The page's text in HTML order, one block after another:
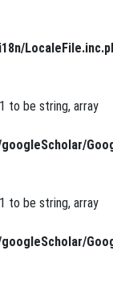
to be string, array
to be string, array